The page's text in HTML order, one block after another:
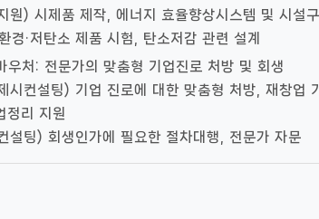
원) 시제품 제작, 에너지 효율향상시스템 및 시설
경·저탄소 제품 시험, 탄소저감 관련 설계
처: 전문가의 맞춤형 기업진로 처방 및 회생
시컨설팅) 기업 진로에 대한 맞춤형 처방, 재창업
정리 지원
설팅) 회생인가에 필요한 절차대행, 전문가 자문